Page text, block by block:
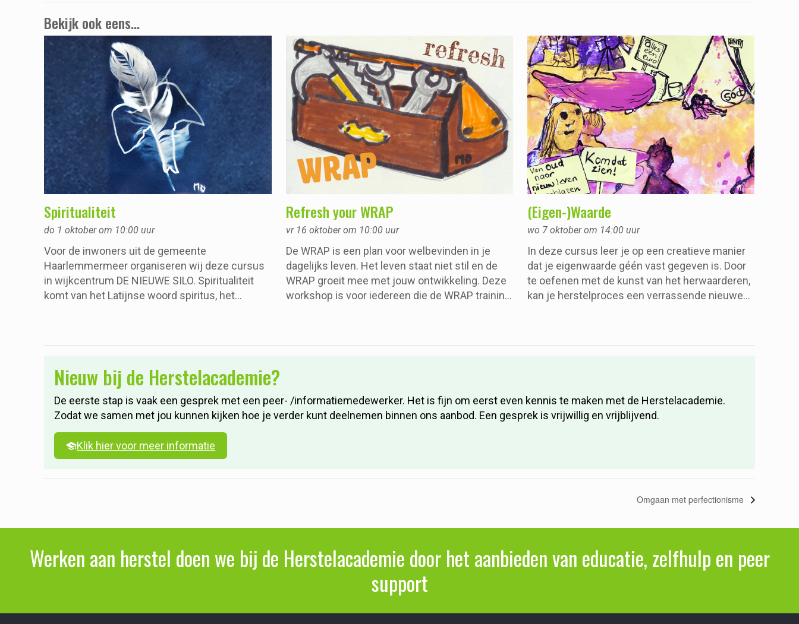
Bekijk ook eens...
Spiritualiteit
do 1 oktober om 10:00 uur
Voor de inwoners uit de gemeente
Haarlemmermeer organiseren wij deze cursus
in wijkcentrum DE NIEUWE SILO. Spiritualiteit
komt van het Latijnse woord spiritus, het
verbonden met iets dat groter is dan tastbare
zaken. Mensen kunnen spiritualiteit vinden in
religie, in de natuur, meditatie of creatieve
expressie.
Refresh your WRAP
vr 16 oktober om 10:00 uur
De WRAP is een plan voor welbevinden in je
dagelijks leven. Het leven staat niet stil en de
WRAP groeit mee met jouw ontwikkeling. Deze
workshop is voor iedereen die de WRAP training
(Eigen-)Waarde
wo 7 oktober om 14:00 uur
In deze cursus leer je op een creatieve manier
dat je eigenwaarde géén vast gegeven is. Door
te oefenen met de kunst van het herwaarderen,
kan je herstelproces een verrassende nieuwe
Nieuw bij de Herstelacademie?
De eerste stap is vaak een gesprek met een peer- /informatiemedewerker. Het is fijn om eerst even kennis te maken met de Herstelacademie.
Zodat we samen met jou kunnen kijken hoe je verder kunt deelnemen binnen ons aanbod. Een gesprek is vrijwillig en vrijblijvend.
Klik hier voor meer informatie
Omgaan met perfectionisme
Werken aan herstel doen we bij de Herstelacademie door het aanbieden van educatie, zelfhulp en peer
support